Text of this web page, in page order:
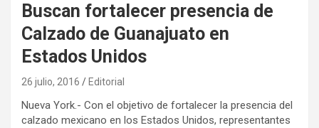
Buscan fortalecer presencia de
Calzado de Guanajuato en
Estados Unidos
26 julio, 2016 Editorial
Nueva York.- Con el objetivo de fortalecer la presencia del
calzado mexicano en los Estados Unidos, representantes